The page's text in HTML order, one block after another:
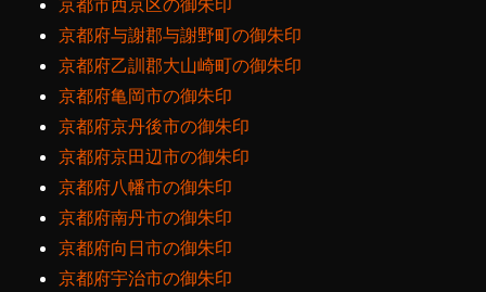
京都市西京区の御朱印
京都府与謝郡与謝野町の御朱印
京都府乙訓郡大山崎町の御朱印
京都府亀岡市の御朱印
京都府京丹後市の御朱印
京都府京田辺市の御朱印
京都府八幡市の御朱印
京都府南丹市の御朱印
京都府向日市の御朱印
京都府宇治市の御朱印